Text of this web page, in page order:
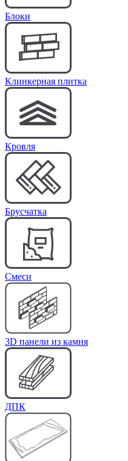
Блоки
Клинкерная плитка
Кровля
Брусчатка
Cмеси
3D панели из камня
ДПК